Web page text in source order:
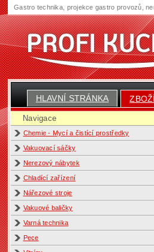
HLAVNÍ STRÁNKA ZBOŽÍ
Navigace
Chemie - Mycí a čistící prostředky
Vakuovací sáčky
Nerezový nábytek
Chladící zařízení
Nářezové stroje
Vakuové baličky
Varná technika
Pece
Gastro technika, projekce gastro provozů,